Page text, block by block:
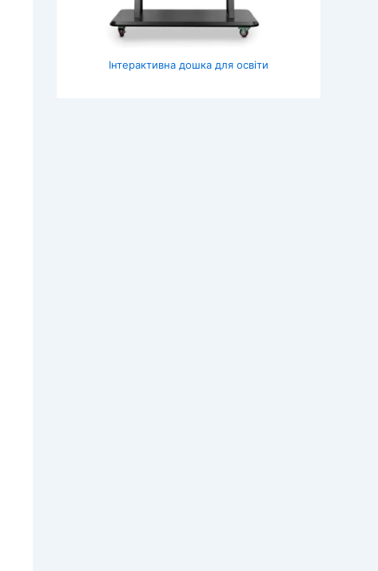
Інтерактивна дошка для освіти